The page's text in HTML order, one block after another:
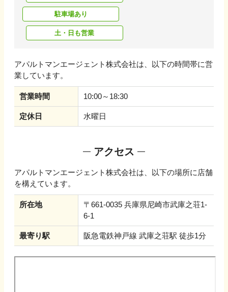
駐車場あり
土・日も営業
アパルトマンエージェント株式会社は、以下の時間帯に営
業しています。
営業時間 10:00～18:30
定休日 水曜日
アクセス
アパルトマンエージェント株式会社は、以下の場所に店舗
を構えています。
所在地
〒661-0035 兵庫県尼崎市武庫之荘1-
6-1
最寄り駅 阪急電鉄神戸線 武庫之荘駅 徒歩1分